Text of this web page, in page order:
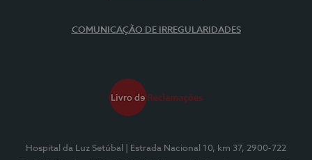
COMUNICAÇÃO DE IRREGULARIDADES
Hospital da Luz Setúbal
| Estrada Nacional 10, km 37, 2900-722